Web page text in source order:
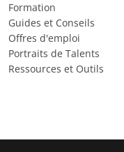
Formation
Guides et Conseils
Offres d'emploi
Portraits de Talents
Ressources et Outils